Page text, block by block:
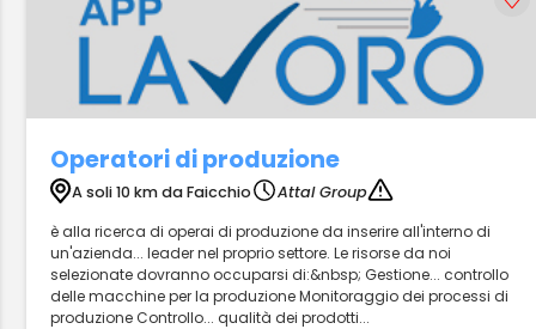
Operatori di produzione
A soli 10 km da Faicchio
Attal Group
è alla ricerca di operai di produzione da inserire all'interno di
un'azienda... leader nel proprio settore. Le risorse da noi
selezionate dovranno occuparsi di:&nbsp; Gestione... controllo
delle macchine per la produzione Monitoraggio dei processi di
produzione Controllo... qualità dei prodotti...